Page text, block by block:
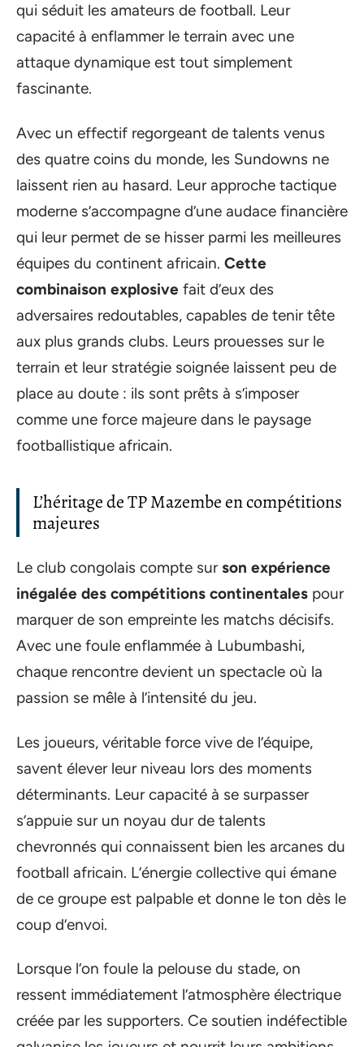
qui séduit les amateurs de football. Leur
capacité à enflammer le terrain avec une
attaque dynamique est tout simplement
fascinante.
Avec un effectif regorgeant de talents venus
des quatre coins du monde, les Sundowns ne
laissent rien au hasard. Leur approche tactique
moderne s’accompagne d’une audace financière
qui leur permet de se hisser parmi les meilleures
équipes du continent africain. Cette
combinaison explosive fait d’eux des
adversaires redoutables, capables de tenir tête
aux plus grands clubs. Leurs prouesses sur le
terrain et leur stratégie soignée laissent peu de
place au doute : ils sont prêts à s’imposer
comme une force majeure dans le paysage
footballistique africain.
L’héritage de TP Mazembe en compétitions
majeures
Le club congolais compte surson expérience
inégalée des compétitions continentales pour
marquer de son empreinte les matchs décisifs.
Avec une foule enflammée à Lubumbashi,
chaque rencontre devient un spectacle où la
passion se mêle à l’intensité du jeu.
Les joueurs, véritable force vive de l’équipe,
savent élever leur niveau lors des moments
déterminants. Leur capacité à se surpasser
s’appuie sur un noyau dur de talents
chevronnés qui connaissent bien les arcanes du
football africain. L’énergie collective qui émane
de ce groupe est palpable et donne le ton dès le
coup d’envoi.
Lorsque l’on foule la pelouse du stade, on
ressent immédiatement l’atmosphère électrique
créée par les supporters. Ce soutien indéfectible